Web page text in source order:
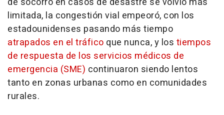
limitada, la congestión vial empeoró, con los
estadounidenses pasando más tiempo
atrapados en el tráfico que nunca, y los tiempos
de respuesta de los servicios médicos de
emergencia (SME) continuaron siendo lentos
tanto en zonas urbanas como en comunidades
rurales.